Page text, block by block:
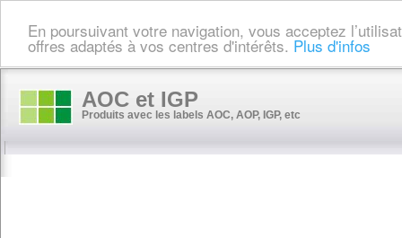
En poursuivant votre navigation, vous acceptez
offres adaptés à vos centres d'intérêts. Plus d'infos
AOC et IGP
Produits avec les labels AOC, AOP, IGP, etc